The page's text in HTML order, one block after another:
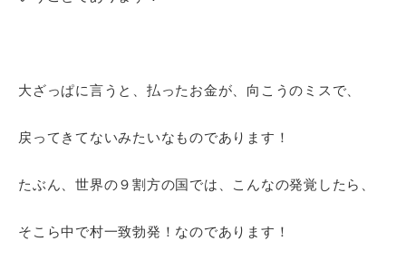
大ざっぱに言うと、払ったお金が、向こうのミスで、
戻ってきてないみたいなものであります！
たぶん、世界の９割方の国では、こんなの発覚したら、
そこら中で村一致勃発！なのであります！